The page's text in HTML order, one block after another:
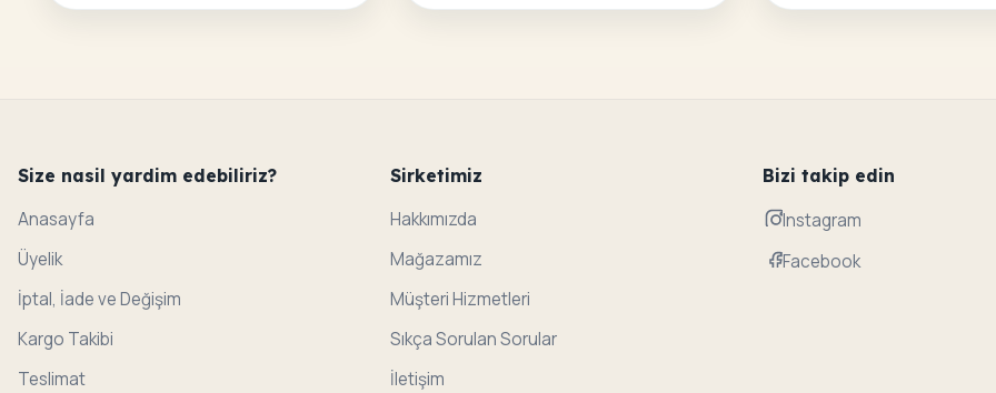
Size nasil yardim edebiliriz?
Anasayfa
Üyelik
İptal, İade ve Değişim
Kargo Takibi
Teslimat
Sirketimiz
Hakkımızda
Mağazamız
Müşteri Hizmetleri
Sıkça Sorulan Sorular
İletişim
Bizi takip edin
Instagram
Facebook